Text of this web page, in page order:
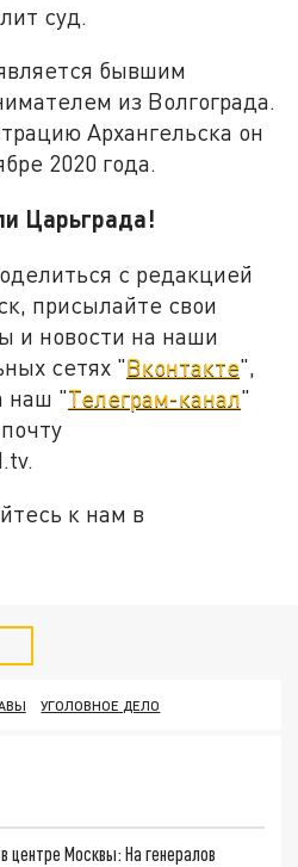
суд.
бывшим
из Волгограда.
Архангельска он
2020 года.
Царьграда!
с редакцией
присылайте свои
и новости на наши
сетях "Вконтакте",
наш "Телеграм-канал"
к нам в
УГОЛОВНОЕ ДЕЛО
центре Москвы: На генералов